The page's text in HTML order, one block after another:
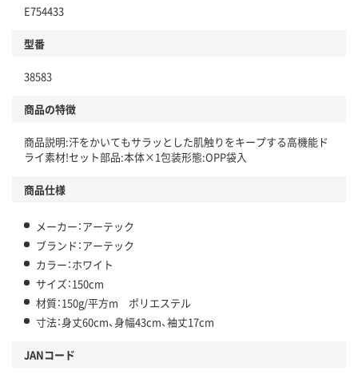
E754433
型番
38583
商品の特徴
商品説明:汗をかいてもサラッとした肌触りをキープする高機能ド
ライ素材!セット部品:本体×1包装形態:OPP袋入
商品仕様
メーカー：アーテック
ブランド：アーテック
カラー：ホワイト
サイズ：150cm
材質：150g/平方m ポリエステル
寸法：身丈60cm、身幅43cm、袖丈17cm
JANコード